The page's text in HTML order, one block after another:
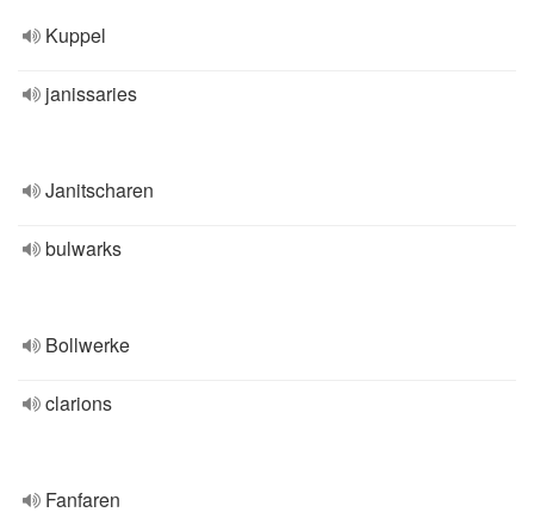
Kuppel
janissaries
Janitscharen
bulwarks
Bollwerke
clarions
Fanfaren